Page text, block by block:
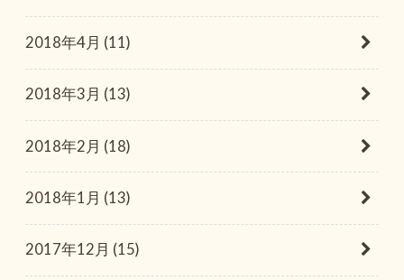
2018年4月 (11)
2018年3月 (13)
2018年2月 (18)
2018年1月 (13)
2017年12月 (15)